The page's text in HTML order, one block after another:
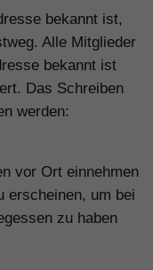
bekannt ist,
Alle Mitglieder
bekannt ist
Das Schreiben
werden:
vor Ort einnehmen
erscheinen, um bei
zu haben